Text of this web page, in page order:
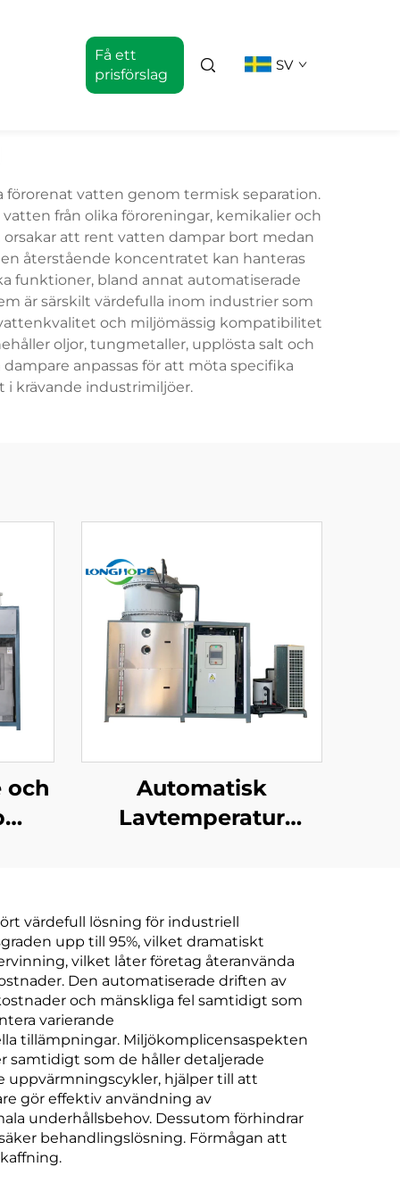
Få ett
prisförslag
SV
vatten genom termisk separation.
från olika föroreningar, kemikalier och
att rent vatten dampar bort medan
återstående koncentratet kan hanteras
funktioner, bland annat automatiserade
är särskilt värdefulla inom industrier som
och miljömässig kompatibilitet
oljor, tungmetaller, upplösta salt och
anpassas för att möta specifika
krävande industrimiljöer.
och
Automatisk
Lavtemperatur
Värmeväxling
Utrustning
värdefull lösning för industriell
upp till 95%, vilket dramatiskt
vilket låter företag återanvända
Den automatiserade driften av
och mänskliga fel samtidigt som
varierande
tillämpningar. Miljökomplicensaspekten
samtidigt som de håller detaljerade
uppvärmningscykler, hjälper till att
gör effektiv användning av
underhållsbehov. Dessutom förhindrar
behandlingslösning. Förmågan att